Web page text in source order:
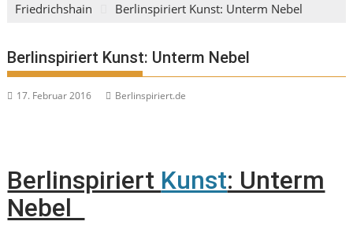
Friedrichshain
Berlinspiriert Kunst: Unterm Nebel
Berlinspiriert Kunst: Unterm Nebel
17. Februar 2016 Berlinspiriert.de
Berlinspiriert Kunst: Unterm
Nebel